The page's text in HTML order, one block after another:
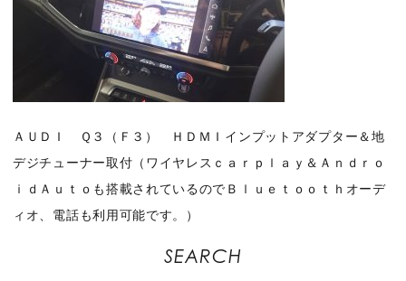
ＡＵＤＩ Ｑ３（Ｆ３） ＨＤＭＩインプットアダプター＆地
デジチューナー取付（ワイヤレスｃａｒｐｌａｙ＆Ａｎｄｒｏ
ｉｄＡｕｔｏも搭載されているのでＢｌｕｅｔｏｏｔｈオーデ
ィオ、電話も利用可能です。）
SEARCH